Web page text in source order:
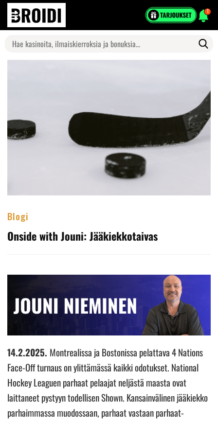
1
Search
for:
Blogi
Onside with Jouni: Jääkiekkotaivas
14.2.2025. Montrealissa ja Bostonissa pelattava 4 Nations
Face-Off turnaus on ylittämässä kaikki odotukset. National
Hockey Leaguen parhaat pelaajat neljästä maasta ovat
laittaneet pystyyn todellisen Shown. Kansainvälinen jääkiekko
parhaimmassa muodossaan, parhaat vastaan parhaat-